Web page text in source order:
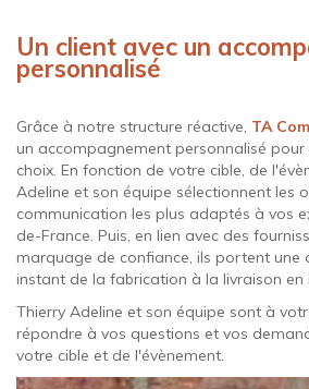
Un client avec un
personnalisé
Grâce à notre structure réactive, TA
un accompagnement personnalisé
choix. En fonction de votre cible, de
Adeline et son équipe sélectionnent les
communication les plus adaptés à vos
de-France. Puis, en lien avec des
marquage de confiance, ils portent une
instant de la fabrication à la livraison en
Thierry Adeline et son équipe sont à
répondre à vos questions et vos
votre cible et de l'évènement.